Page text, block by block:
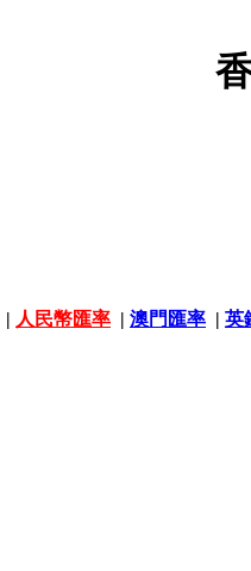
| 人民幣匯率 | 澳門匯率 | 英